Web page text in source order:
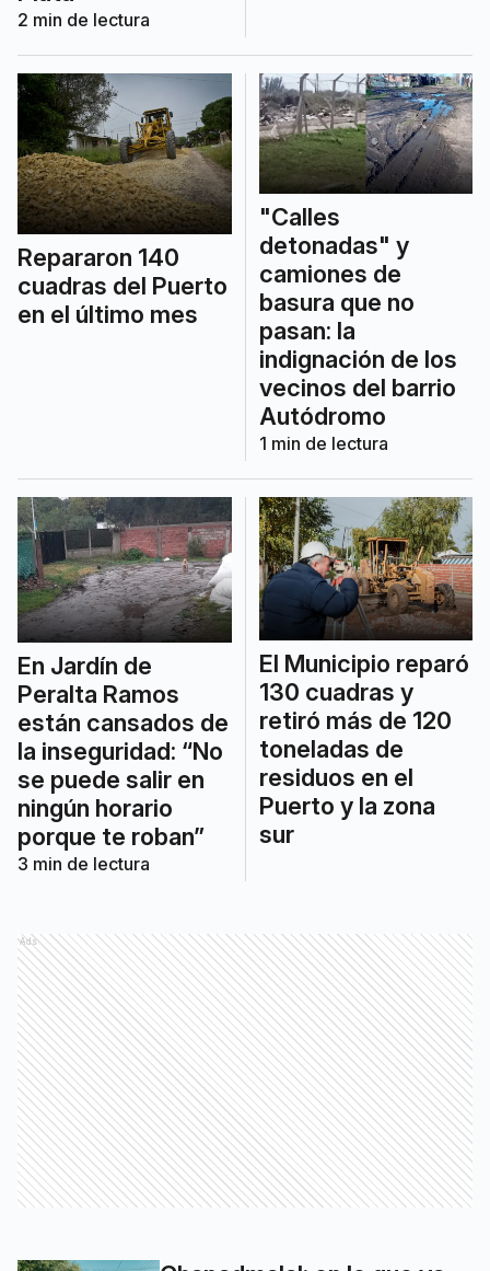
2 min de lectura
Repararon 140
cuadras del Puerto
en el último mes
"Calles
detonadas" y
camiones de
basura que no
pasan: la
indignación de los
vecinos del barrio
Autódromo
1 min de lectura
En Jardín de
Peralta Ramos
están cansados de
la inseguridad: “No
se puede salir en
ningún horario
porque te roban”
3 min de lectura
El Municipio reparó
130 cuadras y
retiró más de 120
toneladas de
residuos en el
Puerto y la zona
sur
Ads